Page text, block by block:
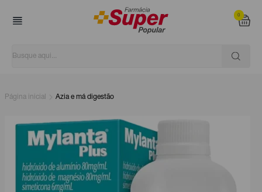
0
Página inicial Azia e má digestão